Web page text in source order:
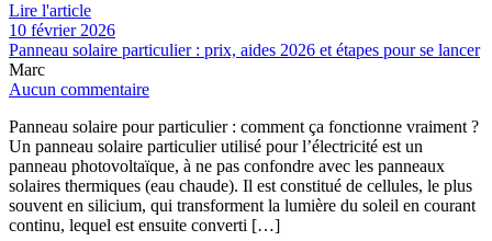
Lire l'article
10 février 2026
Panneau solaire particulier : prix, aides 2026 et étapes pour se lancer
Marc
Aucun commentaire
Panneau solaire pour particulier : comment ça fonctionne vraiment ?
Un panneau solaire particulier utilisé pour l’électricité est un
panneau photovoltaïque, à ne pas confondre avec les panneaux
solaires thermiques (eau chaude). Il est constitué de cellules, le plus
souvent en silicium, qui transforment la lumière du soleil en courant
continu, lequel est ensuite converti […]